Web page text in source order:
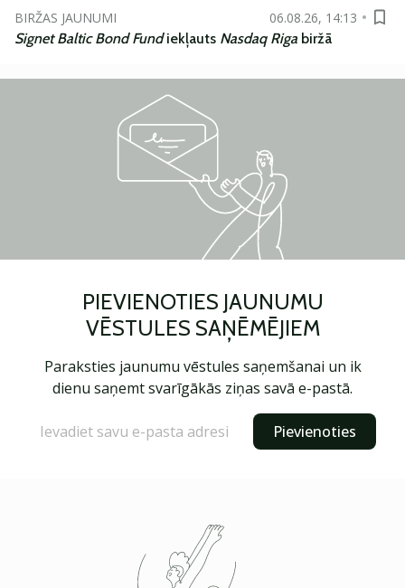
BIRŽAS JAUNUMI
06.08.26, 14:13
Signet Baltic Bond Fundiekļauts Nasdaq Riga biržā
PIEVIENOTIES JAUNUMU
VĒSTULES SAŅĒMĒJIEM
Paraksties jaunumu vēstules saņemšanai un ik
dienu saņemt svarīgākās ziņas savā e-pastā.
Pievienoties